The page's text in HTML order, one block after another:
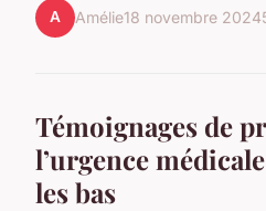
A Amélie18 novembre 2024
Témoignages de
l’urgence
les bas